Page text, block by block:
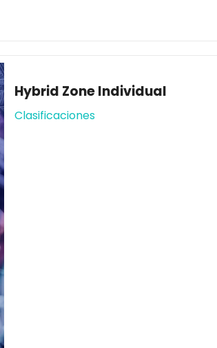
Hybrid Zone Individual
Clasificaciones